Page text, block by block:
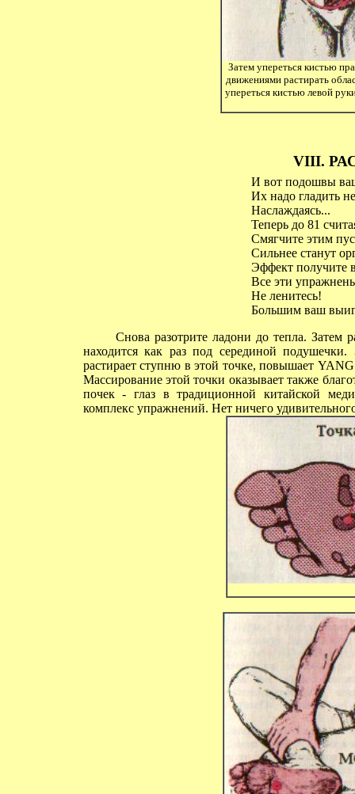
Затем упереться кистью
движениями растирать
упереться кистью левой
VIII.
И вот подошвы
Их надо гладить
Наслаждаясь...
Теперь до 81
Смягчите этим
Сильнее станут
Эффект получите
Все эти
Не ленитесь!
Большим ваш
Снова разотрите ладони до тепла. Затем
находится как раз под серединой
растирает ступню в этой точке, повышает
Массирование этой точки оказывает также
почек - глаз в традиционной китайской
комплекс упражнений. Нет ничего